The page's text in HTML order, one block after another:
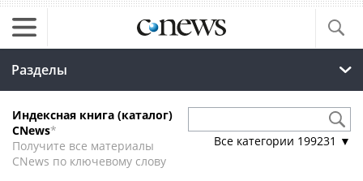
Разделы
Индексная книга (каталог)
CNews*
Получите все материалы
CNews по ключевому слову
Все категории 199231 ▼